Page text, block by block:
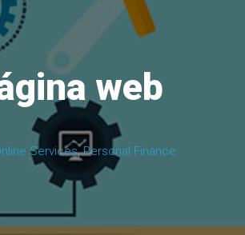
web
Services,Personal Finance